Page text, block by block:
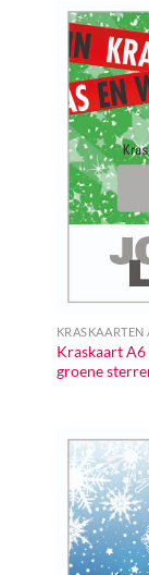
Kraskaart
groene